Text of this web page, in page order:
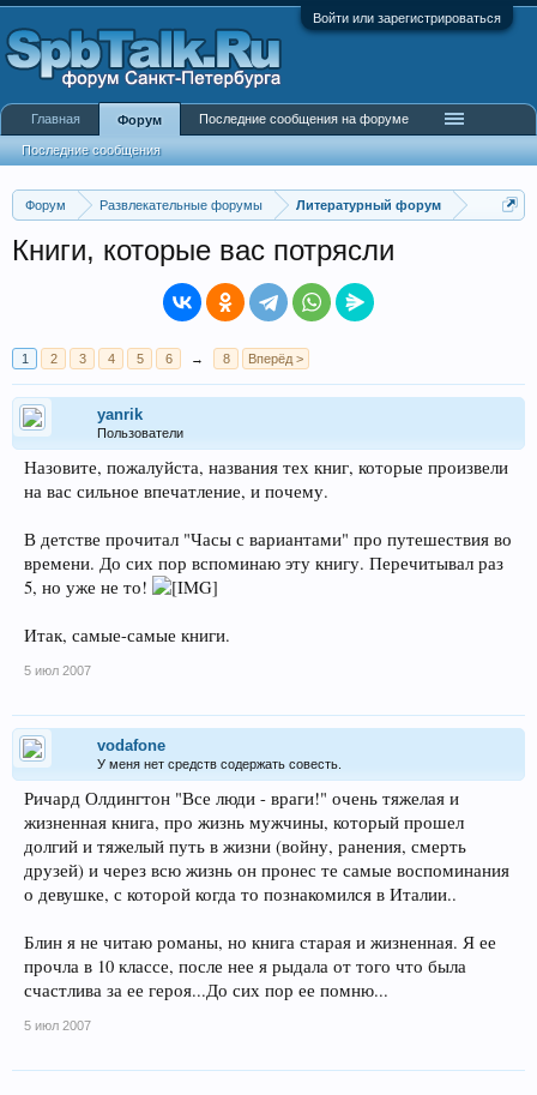
Войти или зарегистрироваться
Форум Развлекательные форумы Литературный форум
Книги, которые вас потрясли
1 2 3 4 5 6 → 8 Вперёд >
yanrik
Пользователи
Назовите, пожалуйста, названия тех книг, которые произвели
на вас сильное впечатление, и почему.
В детстве прочитал "Часы с вариантами" про путешествия во
времени. До сих пор вспоминаю эту книгу. Перечитывал раз
5, но уже не то!
Итак, самые-самые книги.
5 июл 2007
vodafone
У меня нет средств содержать совесть.
Ричард Олдингтон "Все люди - враги!" очень тяжелая и
жизненная книга, про жизнь мужчины, который прошел
долгий и тяжелый путь в жизни (войну, ранения, смерть
друзей) и через всю жизнь он пронес те самые воспоминания
о девушке, с которой когда то познакомился в Италии..
Блин я не читаю романы, но книга старая и жизненная. Я ее
прочла в 10 классе, после нее я рыдала от того что была
счастлива за ее героя...До сих пор ее помню...
5 июл 2007
Главная Форум
Последние сообщения
Последние сообщения на форуме